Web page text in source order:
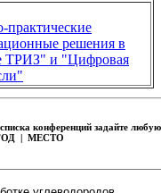
решения в
ТРИЗ" и "Цифровая
конференций задайте
| МЕСТО